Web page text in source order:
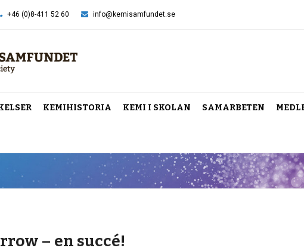
+46 (0)8-411 52 60 info@kemisamfundet.se
KEMIHISTORIA KEMI I SKOLAN SAMARBETEN
– en succé!